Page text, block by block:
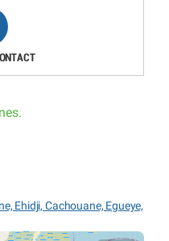
Ehidji, Cachouane, Egueye,